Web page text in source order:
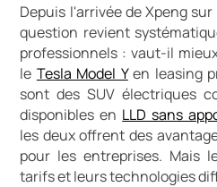
Depuis l'arrivée de Xpeng
question revient
professionnels : vaut-il
le Tesla Model Yen leasing
sont des SUV électriques
disponibles en LLD sans
les deux offrent des
pour les entreprises. Mais
tarifs et leurs technologies